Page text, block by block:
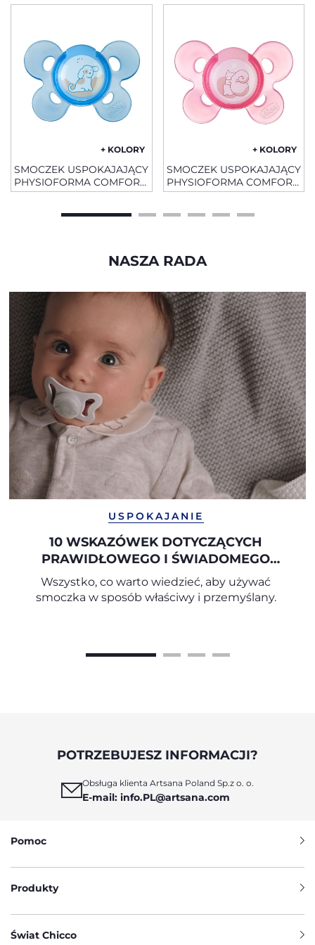
+ KOLORY
SMOCZEK USPOKAJAJĄCY
PHYSIOFORMA COMFORT
SILIKONOWY0 -6 M+ 1 SZT
+ KOLORY
SMOCZEK USPOKAJAJĄCY
PHYSIOFORMA COMFORT
SILIKONOWY0 -6 M+ 1 SZT
NASZA RADA
USPOKAJANIE
10 WSKAZÓWEK DOTYCZĄCYCH
PRAWIDŁOWEGO I ŚWIADOMEGO
UŻYWANIA SMOCZKA
Wszystko, co warto wiedzieć, aby używać
smoczka w sposób właściwy i przemyślany.
POTRZEBUJESZ INFORMACJI?
Obsługa klienta Artsana Poland Sp.z o. o.
E-mail: info.PL@artsana.com
Pomoc
Produkty
Świat Chicco